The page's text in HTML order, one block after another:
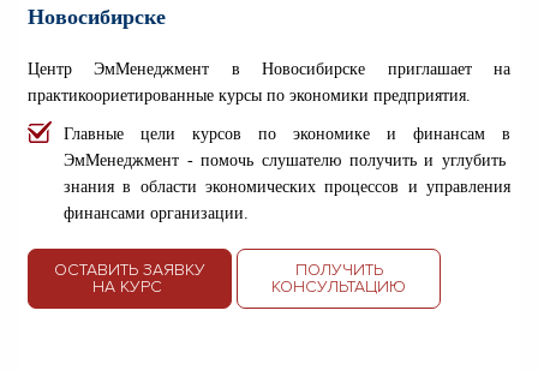
Новосибирске
Центр ЭмМенеджмент в Новосибирске приглашает на
практикоориетированные курсы по экономики предприятия.
Главные цели курсов по экономике и финансам в
ЭмМенеджмент - помочь слушателю получить и углубить
знания в области экономических процессов и управления
финансами организации.
ОСТАВИТЬ ЗАЯВКУ
НА КУРС
ПОЛУЧИТЬ
КОНСУЛЬТАЦИЮ